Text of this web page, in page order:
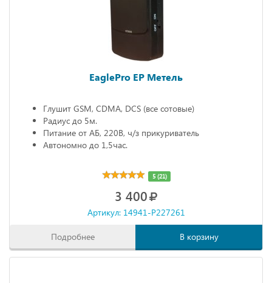
EaglePro EP Метель
Глушит GSM, CDMA, DCS (все сотовые)
Радиус до 5м.
Питание от АБ, 220В, ч/з прикуриватель
Автономно до 1,5час.
5 (21)
3 400
Артикул: 14941-P227261
Подробнее В корзину